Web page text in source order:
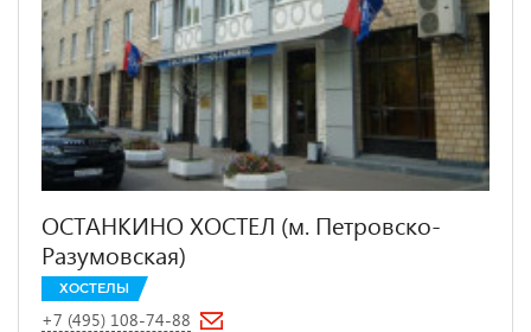
ОСТАНКИНО ХОСТЕЛ (м. Петровско-
Разумовская)
ХОСТЕЛЫ
+7 (495) 108-74-88